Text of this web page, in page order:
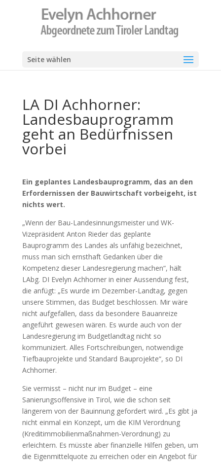
Seite wählen
LA DI Achhorner:
Landesbauprogramm
geht an Bedürfnissen
vorbei
Ein geplantes Landesbauprogramm, das an den
Erfordernissen der Bauwirtschaft vorbeigeht, ist
nichts wert.
„Wenn der Bau-Landesinnungsmeister und WK-
Vizepräsident Anton Rieder das geplante
Bauprogramm des Landes als unfähig bezeichnet,
muss man sich ernsthaft Gedanken über die
Kompetenz dieser Landesregierung machen“, hält
LAbg. DI Evelyn Achhorner in einer Aussendung fest,
die anfügt: „Es wurde im Dezember-Landtag, gegen
unsere Stimmen, das Budget beschlossen. Mir wäre
nicht aufgefallen, dass da besondere Bauanreize
angeführt gewesen wären. Es wurde auch von der
Landesregierung im Budgetlandtag nicht so
kommuniziert. Alles Fortschreibungen, notwendige
Tiefbauprojekte und Standard Bauprojekte“, so DI
Achhorner.
Sie vermisst – nicht nur im Budget – eine
Sanierungsoffensive in Tirol, wie die schon seit
längerem von der Bauinnung gefordert wird. „Es gibt ja
nicht einmal ein Konzept, um die KIM Verordnung
(Kreditimmobilienmaßnahmen-Verordnung) zu
erleichtern. Es müsste aber finanzielle Hilfen geben, um
die Eigenmittelquote zu erreichen oder ein Angebot für